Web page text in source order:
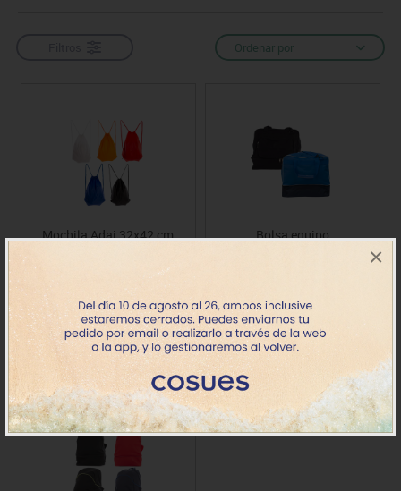
×
Ordenar por
Mochila Adai 32x42 cm
Precio
0.97€
+1
Bolsa equipo
Precio
15.66€